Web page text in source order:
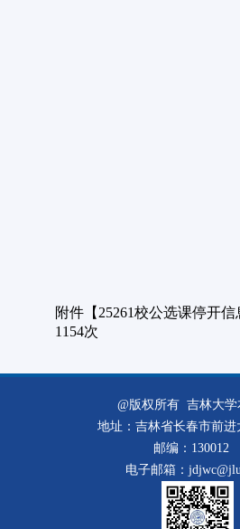
附件【 25261校公选课停开信
1154次
@版权所有 吉林大学
地址：吉林省长春市前进
邮编：
电子邮箱：